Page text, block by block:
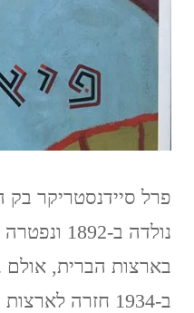
פרל סיידנסטריקר
ב-1934 חזרה